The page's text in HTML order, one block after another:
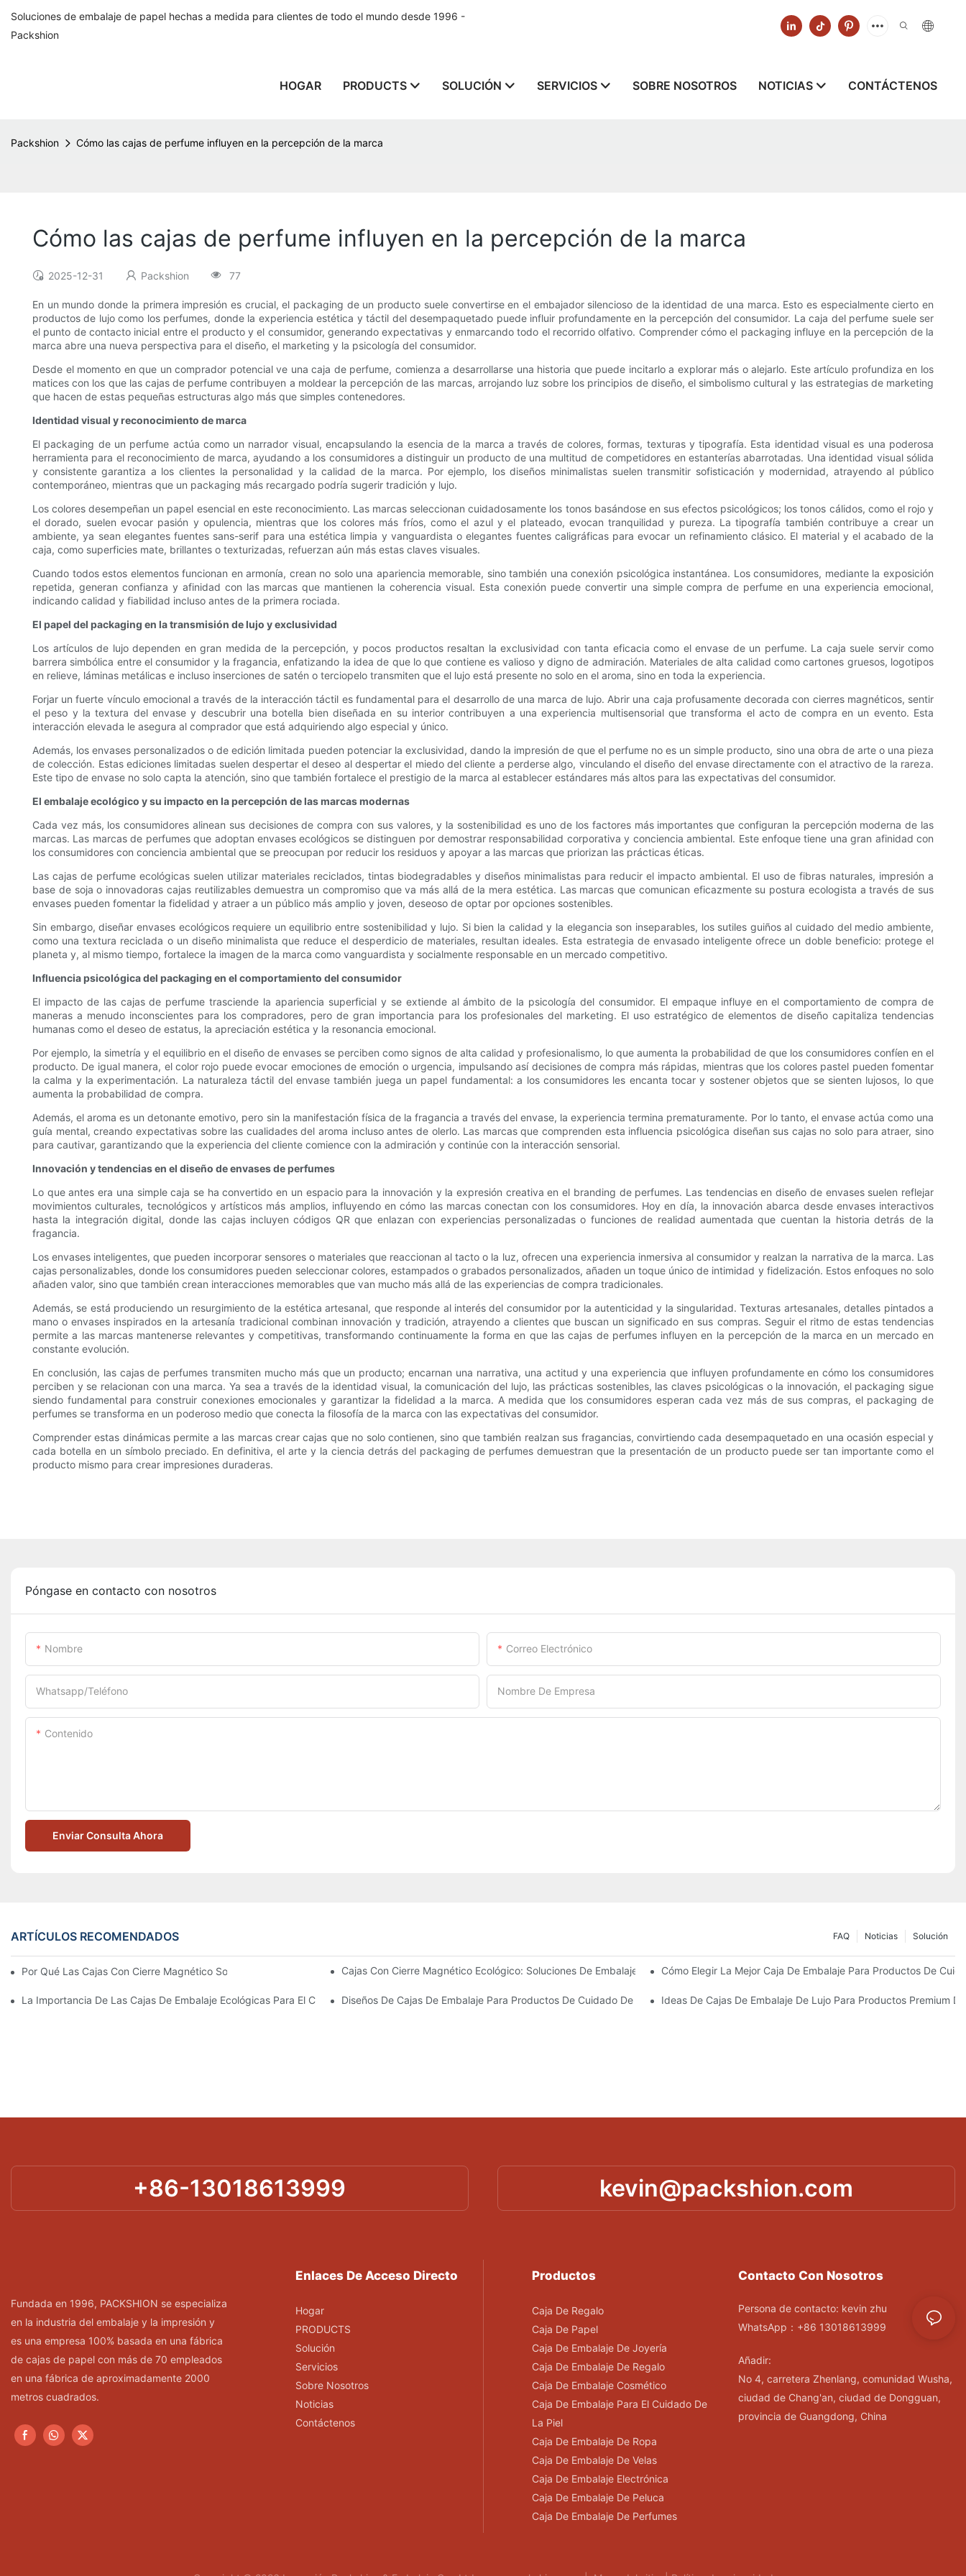
Soluciones de embalaje de papel hechas a medida para clientes de todo el mundo desde 1996 -
Packshion
HOGAR PRODUCTS SOLUCIÓN SERVICIOS SOBRE NOSOTROS NOTICIAS CONTÁCTENOS
Packshion Cómo las cajas de perfume influyen en la percepción de la marca
Cómo las cajas de perfume influyen en la percepción de la marca
2025-12-31 Packshion 77
En un mundo donde la primera impresión es crucial, el packaging de un producto suele convertirse en el embajador silencioso de la identidad de una marca. Esto es especialmente cierto en
productos de lujo como los perfumes, donde la experiencia estética y táctil del desempaquetado puede influir profundamente en la percepción del consumidor. La caja del perfume suele ser
el punto de contacto inicial entre el producto y el consumidor, generando expectativas y enmarcando todo el recorrido olfativo. Comprender cómo el packaging influye en la percepción de la
marca abre una nueva perspectiva para el diseño, el marketing y la psicología del consumidor.
Desde el momento en que un comprador potencial ve una caja de perfume, comienza a desarrollarse una historia que puede incitarlo a explorar más o alejarlo. Este artículo profundiza en los
matices con los que las cajas de perfume contribuyen a moldear la percepción de las marcas, arrojando luz sobre los principios de diseño, el simbolismo cultural y las estrategias de marketing
que hacen de estas pequeñas estructuras algo más que simples contenedores.
Identidad visual y reconocimiento de marca
El packaging de un perfume actúa como un narrador visual, encapsulando la esencia de la marca a través de colores, formas, texturas y tipografía. Esta identidad visual es una poderosa
herramienta para el reconocimiento de marca, ayudando a los consumidores a distinguir un producto de una multitud de competidores en estanterías abarrotadas. Una identidad visual sólida
y consistente garantiza a los clientes la personalidad y la calidad de la marca. Por ejemplo, los diseños minimalistas suelen transmitir sofisticación y modernidad, atrayendo al público
contemporáneo, mientras que un packaging más recargado podría sugerir tradición y lujo.
Los colores desempeñan un papel esencial en este reconocimiento. Las marcas seleccionan cuidadosamente los tonos basándose en sus efectos psicológicos; los tonos cálidos, como el rojo y
el dorado, suelen evocar pasión y opulencia, mientras que los colores más fríos, como el azul y el plateado, evocan tranquilidad y pureza. La tipografía también contribuye a crear un
ambiente, ya sean elegantes fuentes sans-serif para una estética limpia y vanguardista o elegantes fuentes caligráficas para evocar un refinamiento clásico. El material y el acabado de la
caja, como superficies mate, brillantes o texturizadas, refuerzan aún más estas claves visuales.
Cuando todos estos elementos funcionan en armonía, crean no solo una apariencia memorable, sino también una conexión psicológica instantánea. Los consumidores, mediante la exposición
repetida, generan confianza y afinidad con las marcas que mantienen la coherencia visual. Esta conexión puede convertir una simple compra de perfume en una experiencia emocional,
indicando calidad y fiabilidad incluso antes de la primera rociada.
El papel del packaging en la transmisión de lujo y exclusividad
Los artículos de lujo dependen en gran medida de la percepción, y pocos productos resaltan la exclusividad con tanta eficacia como el envase de un perfume. La caja suele servir como
barrera simbólica entre el consumidor y la fragancia, enfatizando la idea de que lo que contiene es valioso y digno de admiración. Materiales de alta calidad como cartones gruesos, logotipos
en relieve, láminas metálicas e incluso inserciones de satén o terciopelo transmiten que el lujo está presente no solo en el aroma, sino en toda la experiencia.
Forjar un fuerte vínculo emocional a través de la interacción táctil es fundamental para el desarrollo de una marca de lujo. Abrir una caja profusamente decorada con cierres magnéticos, sentir
el peso y la textura del envase y descubrir una botella bien diseñada en su interior contribuyen a una experiencia multisensorial que transforma el acto de compra en un evento. Esta
interacción elevada le asegura al comprador que está adquiriendo algo especial y único.
Además, los envases personalizados o de edición limitada pueden potenciar la exclusividad, dando la impresión de que el perfume no es un simple producto, sino una obra de arte o una pieza
de colección. Estas ediciones limitadas suelen despertar el deseo al despertar el miedo del cliente a perderse algo, vinculando el diseño del envase directamente con el atractivo de la rareza.
Este tipo de envase no solo capta la atención, sino que también fortalece el prestigio de la marca al establecer estándares más altos para las expectativas del consumidor.
El embalaje ecológico y su impacto en la percepción de las marcas modernas
Cada vez más, los consumidores alinean sus decisiones de compra con sus valores, y la sostenibilidad es uno de los factores más importantes que configuran la percepción moderna de las
marcas. Las marcas de perfumes que adoptan envases ecológicos se distinguen por demostrar responsabilidad corporativa y conciencia ambiental. Este enfoque tiene una gran afinidad con
los consumidores con conciencia ambiental que se preocupan por reducir los residuos y apoyar a las marcas que priorizan las prácticas éticas.
Las cajas de perfume ecológicas suelen utilizar materiales reciclados, tintas biodegradables y diseños minimalistas para reducir el impacto ambiental. El uso de fibras naturales, impresión a
base de soja o innovadoras cajas reutilizables demuestra un compromiso que va más allá de la mera estética. Las marcas que comunican eficazmente su postura ecologista a través de sus
envases pueden fomentar la fidelidad y atraer a un público más amplio y joven, deseoso de optar por opciones sostenibles.
Sin embargo, diseñar envases ecológicos requiere un equilibrio entre sostenibilidad y lujo. Si bien la calidad y la elegancia son inseparables, los sutiles guiños al cuidado del medio ambiente,
como una textura reciclada o un diseño minimalista que reduce el desperdicio de materiales, resultan ideales. Esta estrategia de envasado inteligente ofrece un doble beneficio: protege el
planeta y, al mismo tiempo, fortalece la imagen de la marca como vanguardista y socialmente responsable en un mercado competitivo.
Influencia psicológica del packaging en el comportamiento del consumidor
El impacto de las cajas de perfume trasciende la apariencia superficial y se extiende al ámbito de la psicología del consumidor. El empaque influye en el comportamiento de compra de
maneras a menudo inconscientes para los compradores, pero de gran importancia para los profesionales del marketing. El uso estratégico de elementos de diseño capitaliza tendencias
humanas como el deseo de estatus, la apreciación estética y la resonancia emocional.
Por ejemplo, la simetría y el equilibrio en el diseño de envases se perciben como signos de alta calidad y profesionalismo, lo que aumenta la probabilidad de que los consumidores confíen en el
producto. De igual manera, el color rojo puede evocar emociones de emoción o urgencia, impulsando así decisiones de compra más rápidas, mientras que los colores pastel pueden fomentar
la calma y la experimentación. La naturaleza táctil del envase también juega un papel fundamental: a los consumidores les encanta tocar y sostener objetos que se sienten lujosos, lo que
aumenta la probabilidad de compra.
Además, el aroma es un detonante emotivo, pero sin la manifestación física de la fragancia a través del envase, la experiencia termina prematuramente. Por lo tanto, el envase actúa como una
guía mental, creando expectativas sobre las cualidades del aroma incluso antes de olerlo. Las marcas que comprenden esta influencia psicológica diseñan sus cajas no solo para atraer, sino
para cautivar, garantizando que la experiencia del cliente comience con la admiración y continúe con la interacción sensorial.
Innovación y tendencias en el diseño de envases de perfumes
Lo que antes era una simple caja se ha convertido en un espacio para la innovación y la expresión creativa en el branding de perfumes. Las tendencias en diseño de envases suelen reflejar
movimientos culturales, tecnológicos y artísticos más amplios, influyendo en cómo las marcas conectan con los consumidores. Hoy en día, la innovación abarca desde envases interactivos
hasta la integración digital, donde las cajas incluyen códigos QR que enlazan con experiencias personalizadas o funciones de realidad aumentada que cuentan la historia detrás de la
fragancia.
Los envases inteligentes, que pueden incorporar sensores o materiales que reaccionan al tacto o la luz, ofrecen una experiencia inmersiva al consumidor y realzan la narrativa de la marca. Las
cajas personalizables, donde los consumidores pueden seleccionar colores, estampados o grabados personalizados, añaden un toque único de intimidad y fidelización. Estos enfoques no solo
añaden valor, sino que también crean interacciones memorables que van mucho más allá de las experiencias de compra tradicionales.
Además, se está produciendo un resurgimiento de la estética artesanal, que responde al interés del consumidor por la autenticidad y la singularidad. Texturas artesanales, detalles pintados a
mano o envases inspirados en la artesanía tradicional combinan innovación y tradición, atrayendo a clientes que buscan un significado en sus compras. Seguir el ritmo de estas tendencias
permite a las marcas mantenerse relevantes y competitivas, transformando continuamente la forma en que las cajas de perfumes influyen en la percepción de la marca en un mercado en
constante evolución.
En conclusión, las cajas de perfumes transmiten mucho más que un producto; encarnan una narrativa, una actitud y una experiencia que influyen profundamente en cómo los consumidores
perciben y se relacionan con una marca. Ya sea a través de la identidad visual, la comunicación del lujo, las prácticas sostenibles, las claves psicológicas o la innovación, el packaging sigue
siendo fundamental para construir conexiones emocionales y garantizar la fidelidad a la marca. A medida que los consumidores esperan cada vez más de sus compras, el packaging de
perfumes se transforma en un poderoso medio que conecta la filosofía de la marca con las expectativas del consumidor.
Comprender estas dinámicas permite a las marcas crear cajas que no solo contienen, sino que también realzan sus fragancias, convirtiendo cada desempaquetado en una ocasión especial y
cada botella en un símbolo preciado. En definitiva, el arte y la ciencia detrás del packaging de perfumes demuestran que la presentación de un producto puede ser tan importante como el
producto mismo para crear impresiones duraderas.
Póngase en contacto con nosotros
Nombre Correo Electrónico
Whatsapp/Teléfono Nombre De Empresa
Contenido
Enviar Consulta Ahora
ARTÍCULOS RECOMENDADOS Solución
Noticias
FAQ
Por Qué Las Cajas Con Cierre Magnético Son La Mejor Opción Para Un Embalaje PremiumCajas Con Cierre Magnético Ecológico: Soluciones De Embalaje SosteniblesCómo Elegir La Mejor Caja De Embalaje Para Productos De
La Importancia De Las Cajas De Embalaje Ecológicas Para El Cuidado De La PielDiseños De Cajas De Embalaje Para Productos De Cuidado De La Piel Personalizados Que Fomentan La Fidelidad A La Marca
Ideas De Cajas De Embalaje De Lujo Para Productos Premium
+86-13018613999 kevin@packshion.com
Fundada en 1996, PACKSHION se especializa
en la industria del embalaje y la impresión y
es una empresa 100% basada en una fábrica
de cajas de papel con más de 70 empleados
en una fábrica de aproximadamente 2000
metros cuadrados.
Enlaces De Acceso Directo
Hogar
PRODUCTS
Solución
Servicios
Sobre Nosotros
Noticias
Contáctenos
Productos
Caja De Regalo
Caja De Papel
Caja De Embalaje De Joyería
Caja De Embalaje De Regalo
Caja De Embalaje Cosmético
Caja De Embalaje Para El Cuidado De
La Piel
Caja De Embalaje De Ropa
Caja De Embalaje De Velas
Caja De Embalaje Electrónica
Caja De Embalaje De Peluca
Caja De Embalaje De Perfumes
Contacto Con Nosotros
Persona de contacto: kevin zhu
WhatsApp：+86 13018613999
Añadir:
No 4, carretera Zhenlang, comunidad Wusha,
ciudad de Chang'an, ciudad de Dongguan,
provincia de Guangdong, China